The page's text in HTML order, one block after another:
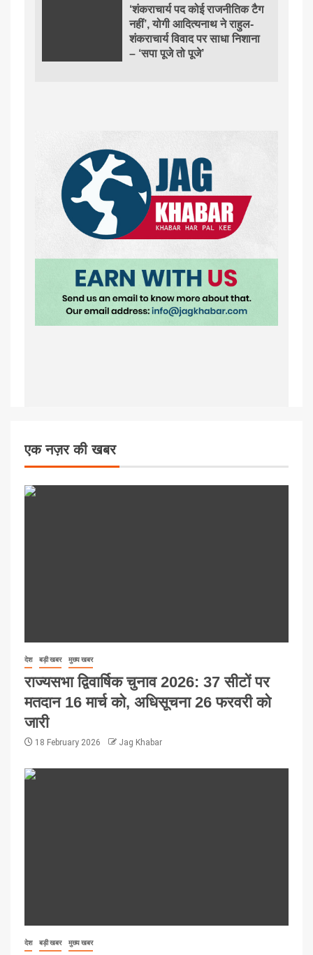
‘शंकराचार्य पद कोई राजनीतिक टैग
नहीं’, योगी आदित्यनाथ ने राहुल-
शंकराचार्य विवाद पर साधा निशाना
– ‘सपा पूजे तो पूजे’
एक नज़र की खबर
देश बड़ी खबर मुख्य खबर
राज्यसभा द्विवार्षिक चुनाव 2026: 37 सीटों पर
मतदान 16 मार्च को, अधिसूचना 26 फरवरी को
जारी
18 February 2026 Jag Khabar
देश बड़ी खबर मुख्य खबर